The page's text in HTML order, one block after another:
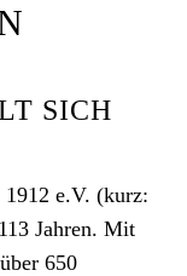
SICH
e.V. (kurz:
Jahren. Mit
650